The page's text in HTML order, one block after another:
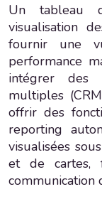
Un tableau
visualisation
fournir une
performance
intégrer des
multiples
offrir des
reporting
visualisées
et de cartes,
communication